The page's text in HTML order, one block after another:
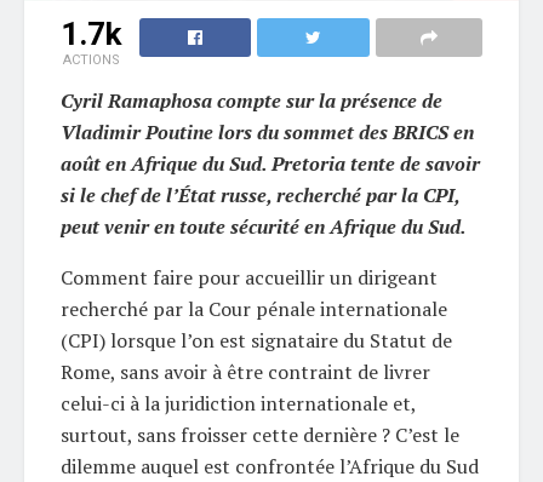
1.7k
ACTIONS
Cyril Ramaphosa compte sur la présence de
Vladimir Poutine lors du sommet des BRICS en
août en Afrique du Sud. Pretoria tente de savoir
si le chef de l’État russe, recherché par la CPI,
peut venir en toute sécurité en Afrique du Sud.
Comment faire pour accueillir un dirigeant
recherché par la Cour pénale internationale
(CPI) lorsque l’on est signataire du Statut de
Rome, sans avoir à être contraint de livrer
celui-ci à la juridiction internationale et,
surtout, sans froisser cette dernière ? C’est le
dilemme auquel est confrontée l’Afrique du Sud